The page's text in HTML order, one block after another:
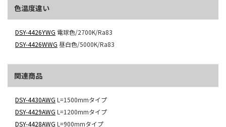
色温度違い
DSY-4426YWG 電球色/2700K/Ra83
DSY-4426WWG 昼白色/5000K/Ra83
関連商品
DSY-4430AWG L=1500mmタイプ
DSY-4429AWG L=1200mmタイプ
DSY-4428AWG L=900mmタイプ